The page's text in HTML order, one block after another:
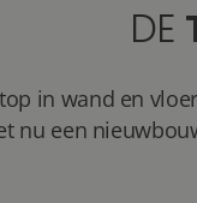
DE
in wand en
nu een